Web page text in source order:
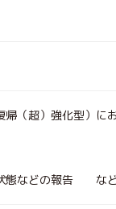
（超）強化型）に
状態などの報告 な